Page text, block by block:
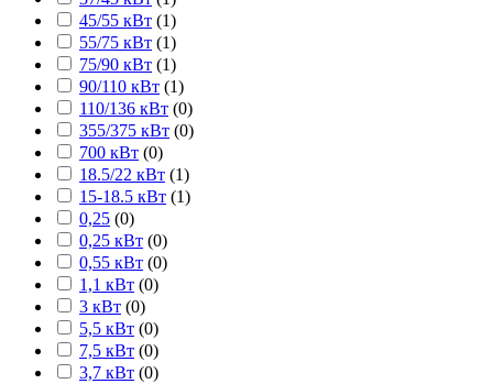
45/55 кВт (1)
55/75 кВт (1)
75/90 кВт (1)
90/110 кВт (1)
110/136 кВт (0)
355/375 кВт (0)
700 кВт (0)
18.5/22 кВт (1)
15-18.5 кВт (1)
0,25 (0)
0,25 кВт (0)
0,55 кВт (0)
1,1 кВт (0)
3 кВт (0)
5,5 кВт (0)
7,5 кВт (0)
3,7 кВт (0)